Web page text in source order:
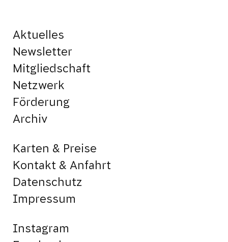
Aktuelles
Newsletter
Mitgliedschaft
Netzwerk
Förderung
Archiv
Karten & Preise
Kontakt & Anfahrt
Datenschutz
Impressum
Instagram